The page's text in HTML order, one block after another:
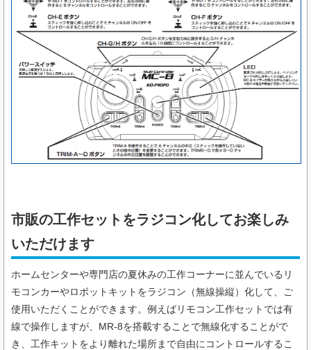
市販の工作セットをラジコン化してお楽しみ
いただけます
ホームセンターや専門店の夏休みの工作コーナーに並んでいるリ
モコンカーやロボットキットをラジコン（無線操縦）化して、ご
使用いただくことができます。例えばリモコン工作セットでは有
線で操作しますが、 MR-8を搭載することで無線化することがで
き、工作キットをより離れた場所まで自由にコントロールするこ